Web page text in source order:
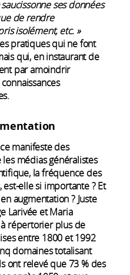
ses données
de rendre
isolément, etc. »
pratiques qui ne font
qui, en instaurant de
par amoindrir
manifeste des
médias généralistes
la fréquence des
elle si importante ? Et
augmentation ? Juste
Larivée et Maria
répertorier plus de
entre 1800 et 1992
domaines totalisant
ont relevé que 73 % des